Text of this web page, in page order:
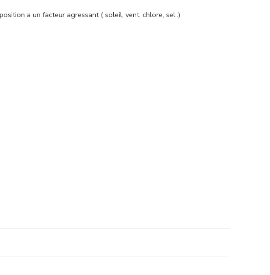
a un facteur agressant ( soleil, vent, chlore, sel..)